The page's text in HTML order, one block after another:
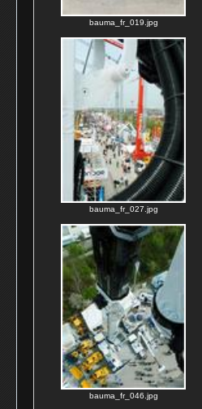
bauma_fr_019.jpg
bauma_fr_027.jpg
bauma_fr_046.jpg